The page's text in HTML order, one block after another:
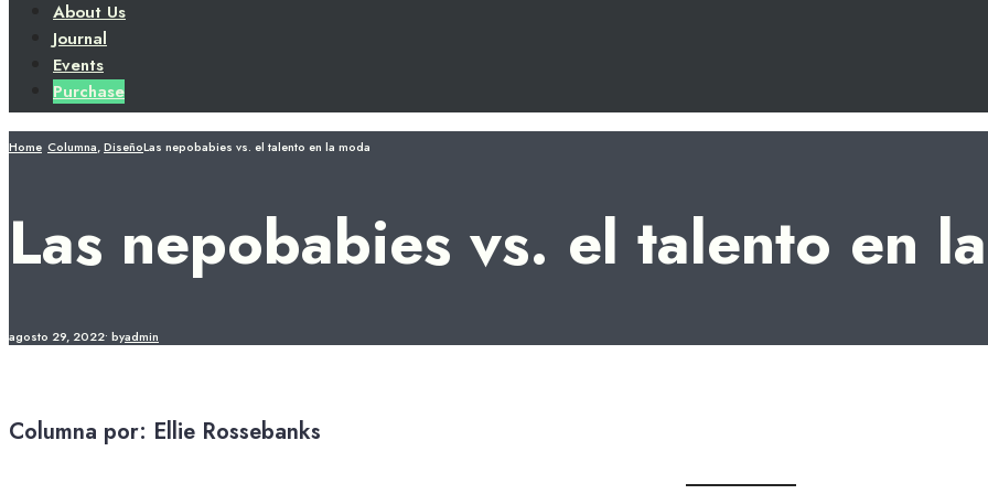
About Us
Journal
Events
Purchase
Home Columna,DiseñoLas nepobabies vs. el talento en la moda
Las nepobabies vs. el talento en
agosto 29, 2022• byadmin
Columna por: Ellie Rossebanks